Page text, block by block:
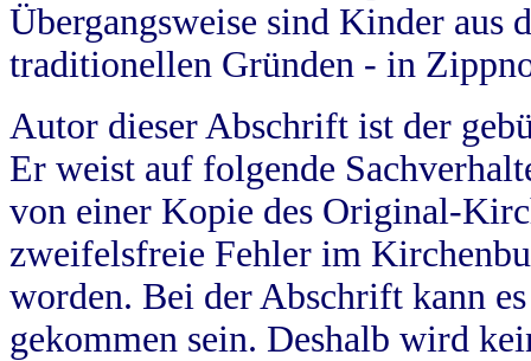
Übergangsweise sind Kinder aus
traditionellen Gründen - in
Autor dieser Abschrift ist der
Er weist auf folgende
von einer Kopie des Original-
zweifelsfreie Fehler im
worden. Bei der Abschrift kann
gekommen sein. Deshalb wird